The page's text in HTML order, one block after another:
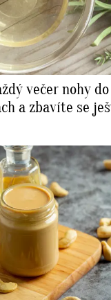
večer nohy
a zbavíte se